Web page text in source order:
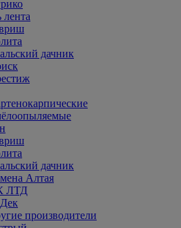
дачник
дачник
Алтая
ЛТД
производители